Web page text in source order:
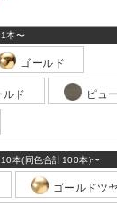
本〜
ゴールド
ルド ピュ
本(同色合計100本)〜
ゴールドツ